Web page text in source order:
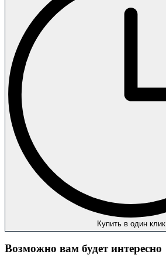
Купить в один клик
Возможно вам будет интересно